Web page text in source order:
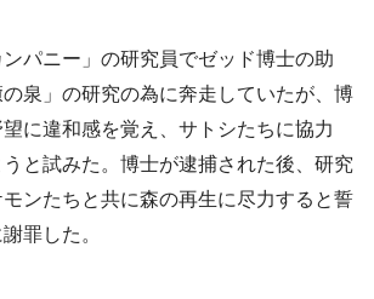
ンパニー」の研究員でゼッド博士の助
泉」の研究の為に奔走していたが、博
に違和感を覚え、サトシたちに協力
と試みた。博士が逮捕された後、研究
ンたちと共に森の再生に尽力すると誓
罪した。